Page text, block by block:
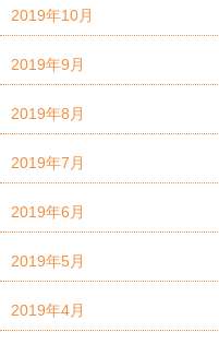
2019年10月
2019年9月
2019年8月
2019年7月
2019年6月
2019年5月
2019年4月